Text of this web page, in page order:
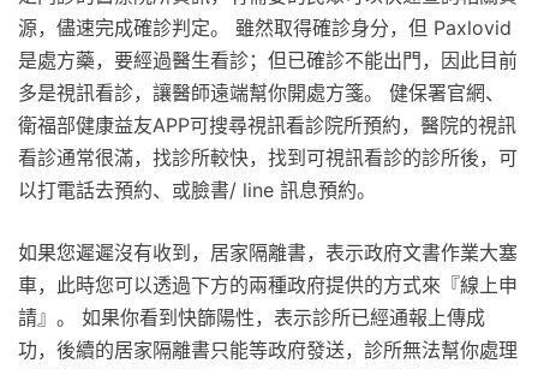
源，儘速完成確診判定。 雖然取得確診身分，但 Paxlovid
是處方藥，要經過醫生看診；但已確診不能出門，因此目前
多是視訊看診，讓醫師遠端幫你開處方箋。 健保署官網、
衛福部健康益友APP可搜尋視訊看診院所預約，醫院的視訊
看診通常很滿，找診所較快，找到可視訊看診的診所後，可
以打電話去預約、或臉書/ line 訊息預約。
如果您遲遲沒有收到，居家隔離書，表示政府文書作業大塞
車，此時您可以透過下方的兩種政府提供的方式來『線上申
請』。 如果你看到快篩陽性，表示診所已經通報上傳成
功，後續的居家隔離書只能等政府發送，診所無法幫你處理